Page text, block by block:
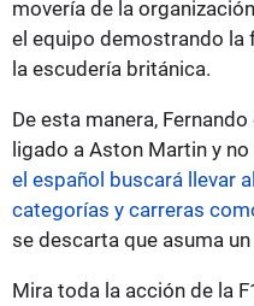
movería de la
el equipo demostrando la
la escudería británica.
De esta manera,
ligado a Aston Martin y
el español buscará llevar
categorías y carreras
se descarta que asuma
Mira toda la acción de la